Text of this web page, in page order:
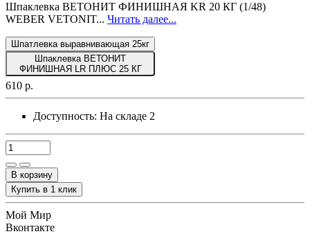
Шпаклевка ВЕТОНИТ ФИНИШНАЯ KR 20 КГ (1/48)
WEBER VETONIT... Читать далее...
Шпатлевка выравнивающая 25кг
Шпаклевка ВЕТОНИТ
ФИНИШНАЯ LR ПЛЮС 25 КГ
610 р.
Доступность: На складе 2
В корзину
Купить в 1 клик
Мой Мир
Вконтакте